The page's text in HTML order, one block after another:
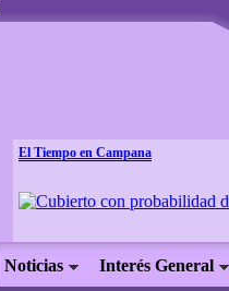
El Tiempo en Campana
Noticias Interés General